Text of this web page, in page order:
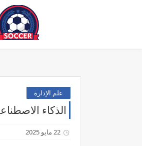
علم الإدارة
الذكاء
22 مايو 2025